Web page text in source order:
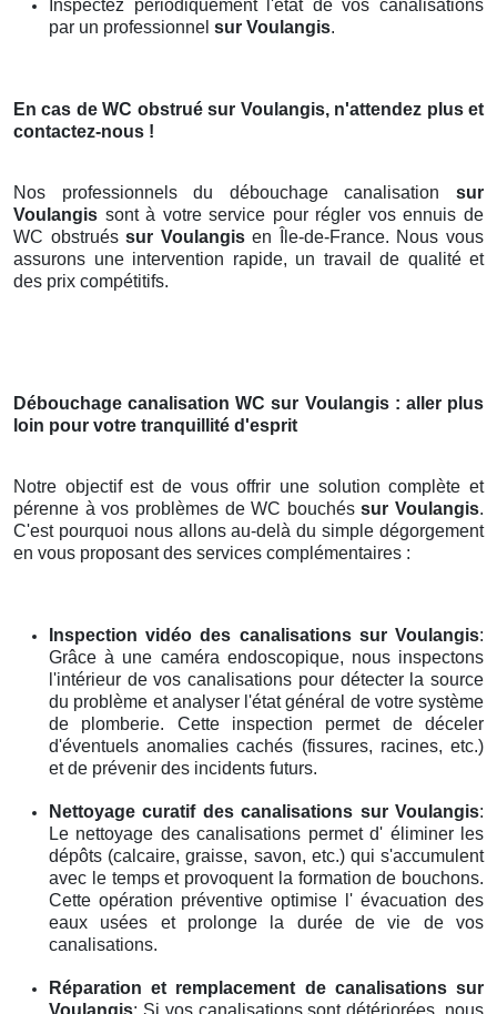
Inspectez périodiquement l'état de vos canalisations
par un professionnel sur Voulangis.
En cas de WC obstruésur Voulangis, n'attendez plus et
contactez-nous !
Nos professionnels du débouchage canalisation sur
Voulangis sont à votre service pour régler vos ennuis de
WC obstruéssur Voulangisen Île-de-France. Nous vous
assurons une intervention rapide, un travail de qualité et
des prix compétitifs.
Débouchage canalisation WCsur Voulangis: aller plus
loin pour votre tranquillité d'esprit
Notre objectif est de vous offrir une solution complète et
pérenne à vos problèmes de WC bouchéssur Voulangis.
C'est pourquoi nous allons au-delà du simple dégorgement
en vous proposant des services complémentaires :
Inspection vidéo des canalisations sur Voulangis:
Grâce à une caméra endoscopique, nous inspectons
l'intérieur de vos canalisations pour détecter la source
du problème et analyser l'état général de votre système
de plomberie. Cette inspection permet de déceler
d'éventuels anomalies cachés (fissures, racines, etc.)
et de prévenir des incidents futurs.
Nettoyage curatif des canalisations sur Voulangis:
Le nettoyage des canalisations permet d' éliminer les
dépôts (calcaire, graisse, savon, etc.) qui s'accumulent
avec le temps et provoquent la formation de bouchons.
Cette opération préventive optimise l' évacuation des
eaux usées et prolonge la durée de vie de vos
canalisations.
Réparation et remplacement de canalisations sur
Voulangis: Si vos canalisations sont détériorées, nous